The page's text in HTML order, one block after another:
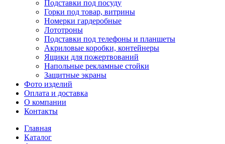
Подставки под посуду
Горки под товар, витрины
Номерки гардеробные
Лототроны
Подставки под телефоны и планшеты
Акриловые коробки, контейнеры
Ящики для пожертвований
Напольные рекламные стойки
Защитные экраны
Фото изделий
Оплата и доставка
О компании
Контакты
Главная
Каталог